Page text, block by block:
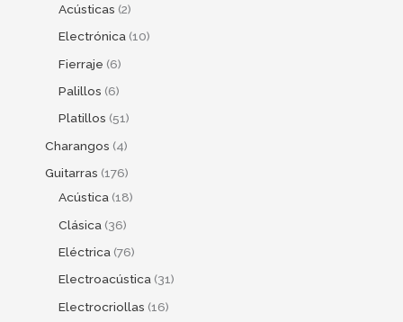
Acústicas 2
Electrónica 10
Fierraje 6
Palillos 6
Platillos 51
Charangos 4
Guitarras 176
Acústica 18
Clásica 36
Eléctrica 76
Electroacústica 31
Electrocriollas 16